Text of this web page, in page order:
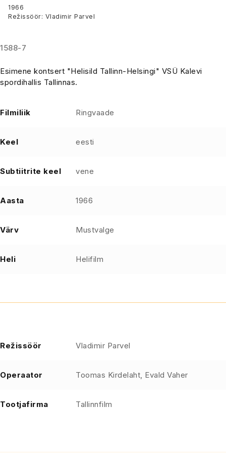
1966
Režissöör: Vladimir Parvel
1588-7
Esimene kontsert "Helisild Tallinn-Helsingi" VSÜ Kalevi
spordihallis Tallinnas.
Filmiliik Ringvaade
Keel eesti
Subtiitrite keel vene
Aasta 1966
Värv Mustvalge
Heli Helifilm
Režissöör Vladimir Parvel
Operaator Toomas Kirdelaht, Evald Vaher
Tootjafirma Tallinnfilm